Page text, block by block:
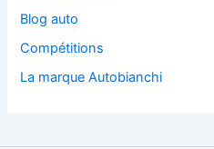
Blog auto
Compétitions
La marque Autobianchi